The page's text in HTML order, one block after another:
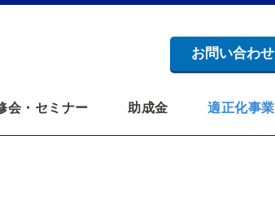
お問い合わせ
会・セミナー 助成金 適正化事業